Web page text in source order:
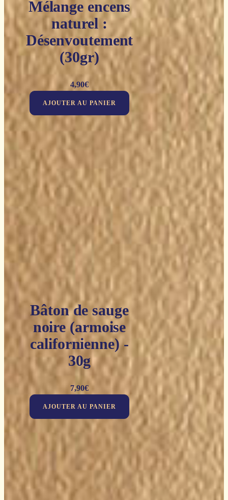
Mélange encens
naturel :
Désenvoutement
(30gr)
4,90€
AJOUTER AU PANIER
Bâton de sauge
noire (armoise
californienne) -
30g
7,90€
AJOUTER AU PANIER